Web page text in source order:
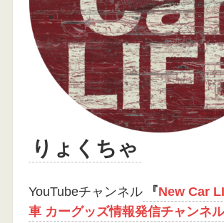
りょくちゃ
YouTubeチャンネル 『New Car
車 カーグッズ情報発信チャンネ